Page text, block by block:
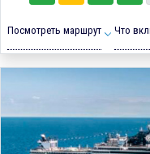
Посмотреть маршрут Что